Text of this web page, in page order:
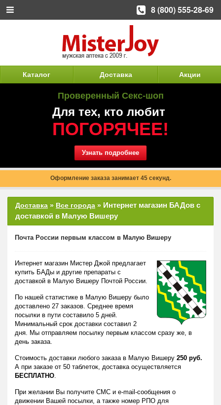
Каталог Доставка Акции
Проверенный Секс-шоп
Для тех, кто любит
ПОГОРЯЧЕЕ!
Узнать подробнее
Оформление заказа занимает 45 секунд.
Доставка » Все города » Интернет магазин БАДов с
доставкой в Малую Вишеру
Почта России первым классом в Малую Вишеру
Интернет магазин Мистер Джой предлагает
купить БАДы и другие препараты с
доставкой в Малую Вишеру Почтой России.
По нашей статистике в Малую Вишеру было
доставлено 27 заказов. Среднее время
посылки в пути составило 5 дней.
Минимальный срок доставки составил 2
дня. Мы отправляем посылку первым классом сразу же, в
день заказа.
Стоимость доставки любого заказа в Малую Вишеру 250 руб.
А при заказе от 50 таблеток, доставка осуществляется
БЕСПЛАТНО.
При желании Вы получите СМС и e-mail-сообщения о
движении Вашей посылки, а также номер РПО для
8 (800) 555-28-69